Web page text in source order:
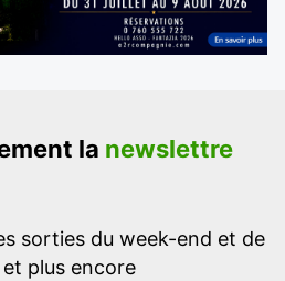
la newslettre
sorties du week-end et de
plus encore